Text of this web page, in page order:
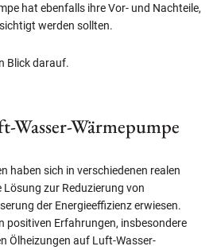
hat ebenfalls ihre Vor- und Nachteile,
werden sollten.
Blick darauf.
Wasser-Wärmepumpe
haben sich in verschiedenen realen
zur Reduzierung von
der Energieeffizienz erwiesen.
positiven Erfahrungen, insbesondere
Ölheizungen auf Luft-Wasser-